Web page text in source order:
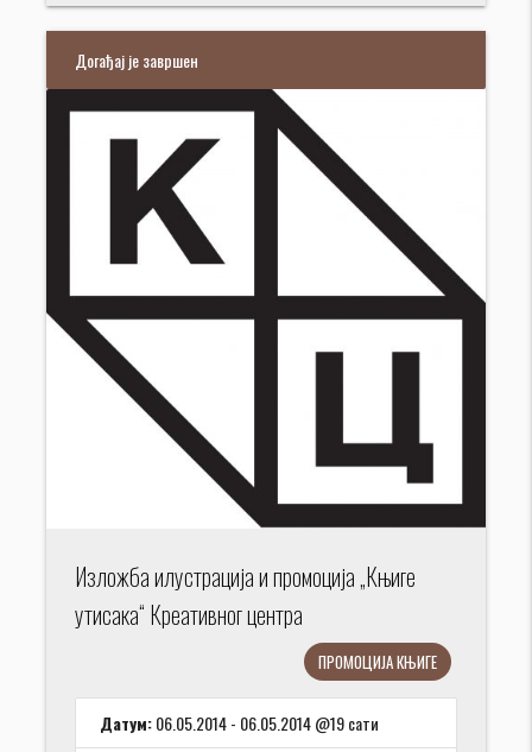
Догађај је завршен
Изложба илустрација и промоција „Књиге
утисака“ Креативног центра
ПРОМОЦИЈА КЊИГЕ
Датум:06.05.2014 - 06.05.2014 @19 сати